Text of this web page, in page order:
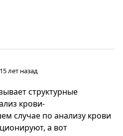
лет назад
структурные
крови-
случае по анализу крови
а вот